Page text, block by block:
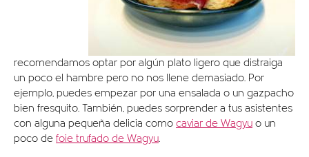
recomendamos optar por algún plato ligero que distraiga
un poco el hambre pero no nos llene demasiado. Por
ejemplo, puedes empezar por una ensalada o un gazpacho
bien fresquito. También, puedes sorprender a tus asistentes
con alguna pequeña delicia como caviar de Wagyu o un
poco de foie trufado de Wagyu.